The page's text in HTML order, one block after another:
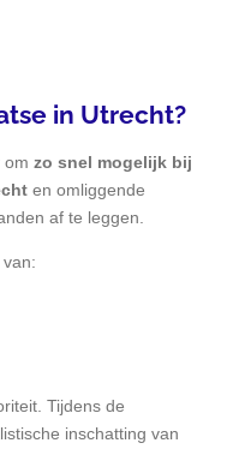
in Utrecht?
om zo snel mogelijk bij
en omliggende
af te leggen.
Tijdens de
inschatting van